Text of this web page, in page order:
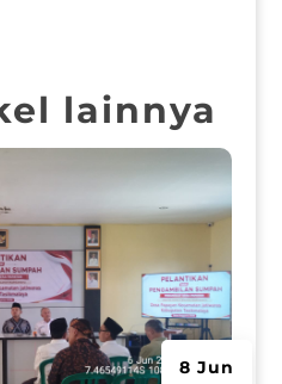
lainnya
8 Jun